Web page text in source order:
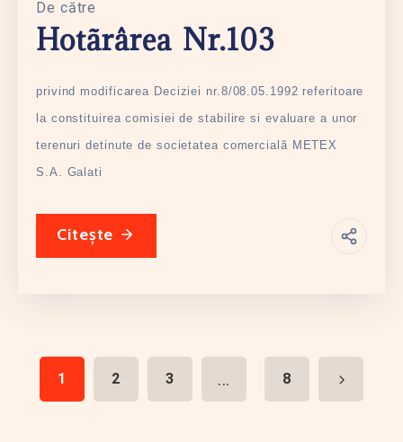
De către
Hotãrârea Nr.103
privind modificarea Deciziei nr.8/08.05.1992 referitoare
la constituirea comisiei de stabilire si evaluare a unor
terenuri detinute de societatea comercialã METEX
S.A. Galati
Citește
1 2 3 ... 8